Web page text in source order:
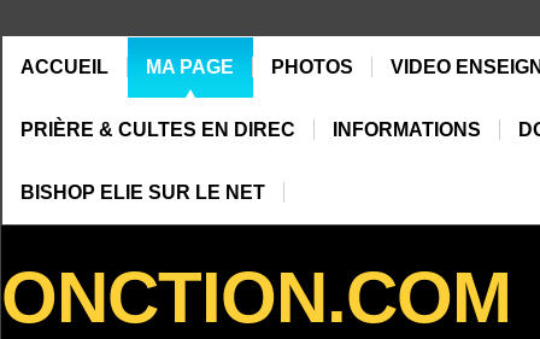
ACCUEIL MA PAGE PHOTOS VIDEO
PRIÈRE & CULTES EN DIREC INFORMATIONS
BISHOP ELIE SUR LE NET
ONCTION.COM